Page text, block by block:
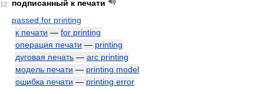
12
подписанный к печати
passed for printing
к печати — for printing
операция печати — printing
дуговая печать — arc printing
модель печати — printing model
ошибка печати — printing error